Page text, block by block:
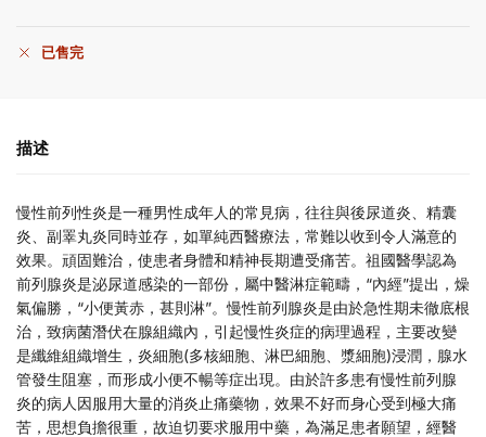
已售完
描述
慢性前列性炎是一種男性成年人的常見病，往往與後尿道炎、精囊
炎、副睪丸炎同時並存，如單純西醫療法，常難以收到令人滿意的
效果。頑固難治，使患者身體和精神長期遭受痛苦。祖國醫學認為
前列腺炎是泌尿道感染的一部份，屬中醫淋症範疇，“內經”提出，燥
氣偏勝，“小便黃赤，甚則淋”。慢性前列腺炎是由於急性期未徹底根
治，致病菌潛伏在腺組織內，引起慢性炎症的病理過程，主要改變
是纖維組織增生，炎細胞(多核細胞、淋巴細胞、漿細胞)浸潤，腺水
管發生阻塞，而形成小便不暢等症出現。由於許多患有慢性前列腺
炎的病人因服用大量的消炎止痛藥物，效果不好而身心受到極大痛
苦，思想負擔很重，故迫切要求服用中藥，為滿足患者願望，經醫